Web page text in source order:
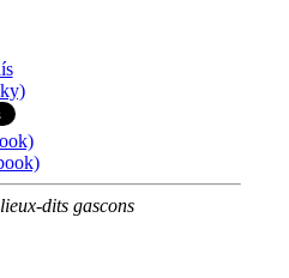
dits gascons